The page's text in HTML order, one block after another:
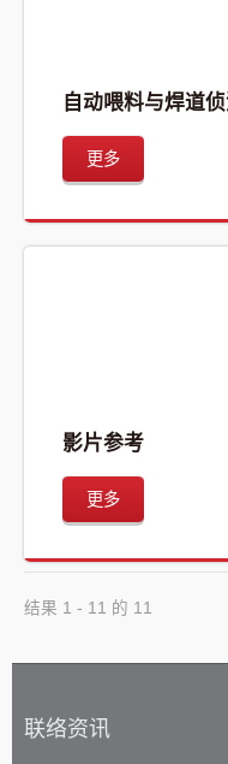
自动喂料与焊道侦
更多
影片参考
更多
结果 1 - 11 的 11
联络资讯